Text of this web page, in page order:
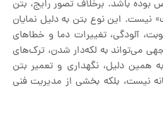
بوده باشد. برخلاف تصور رایج، بتن
نیست. این نوع بتن به دلیل نمایان
آلودگی، تغییرات دما و خطاهای
می‌تواند به لکه‌دار شدن، ترک‌های
دلیل، نگهداری و تعمیر بتن
نیست، بلکه بخشی از مدیریت فنی